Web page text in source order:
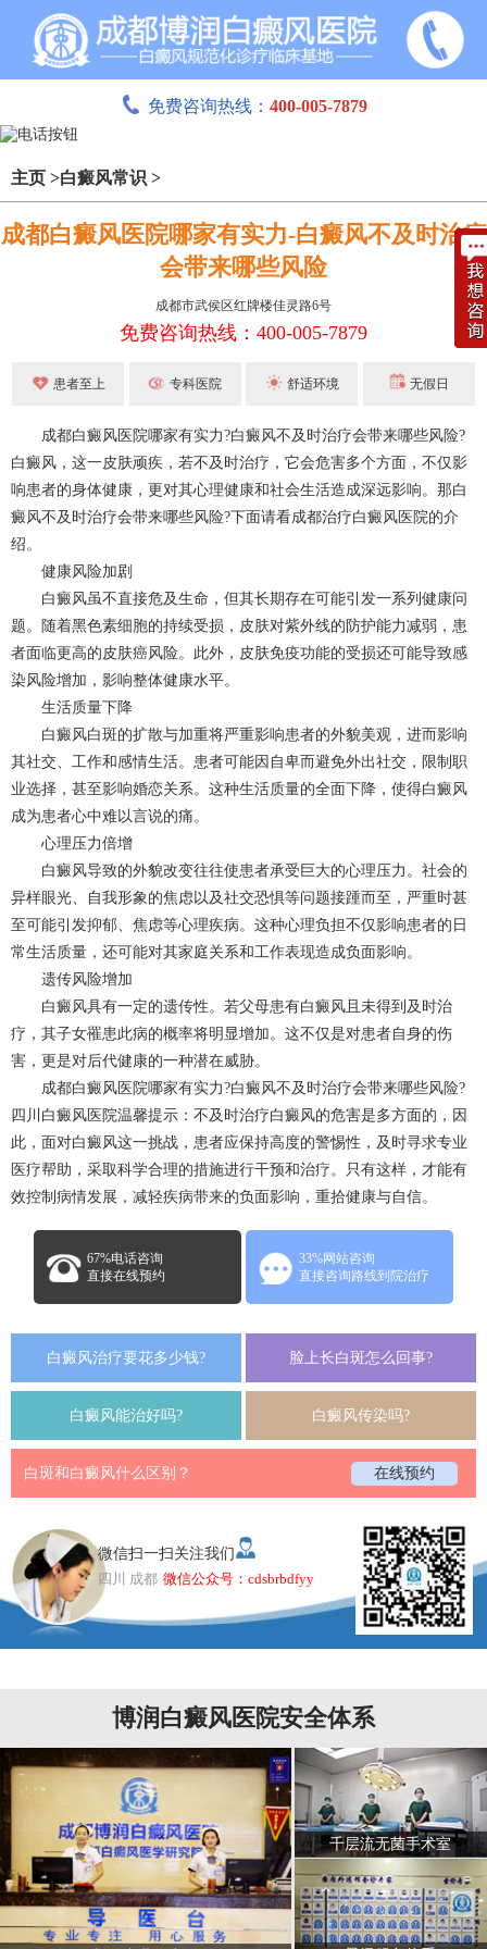
免费咨询热线： 400-005-7879
主页 >白癜风常识 >
成都白癜风医院哪家有实力-白癜风不及时治疗
会带来哪些风险
成都市武侯区红牌楼佳灵路6号
免费咨询热线：400-005-7879
患者至上 专科医院 舒适环境 无假日
成都白癜风 医院哪家有实力?白癜风不及时治疗会带来哪些风险?
白癜风，这一皮肤顽疾，若不及时治疗，它会危害多个方面，不仅影
响患者的身体健康，更对其心理健康和社会生活造成深远影响。那白
癜风不及时治疗会带来哪些风险?下面请看成都治疗白癜风 医院的介
绍。
健康风险加剧
白癜风虽不直接危及生命，但其长期存在可能引发一系列健康问
题。随着黑色素细胞的持续受损，皮肤对紫外线的防护能力减弱，患
者面临更高的皮肤癌风险。此外，皮肤免疫功能的受损还可能导致感
染风险增加，影响整体健康水平。
生活质量下降
白癜风白斑的扩散与加重将严重影响患者的外貌美观，进而影响
其社交、工作和感情生活。患者可能因自卑而避免外出社交，限制职
业选择，甚至影响婚恋关系。这种生活质量的全面下降，使得白癜风
成为患者心中难以言说的痛。
心理压力倍增
白癜风导致的外貌改变往往使患者承受巨大的心理压力。社会的
异样眼光、自我形象的焦虑以及社交恐惧等问题接踵而至，严重时甚
至可能引发抑郁、焦虑等心理疾病。这种心理负担不仅影响患者的日
常生活质量，还可能对其家庭关系和工作表现造成负面影响。
遗传风险增加
白癜风具有一定的遗传性。若父母患有白癜风且未得到及时治
疗，其子女罹患此病的概率将明显增加。这不仅是对患者自身的伤
害，更是对后代健康的一种潜在威胁。
成都白癜风医院哪家有实力?白癜风不及时治疗会带来哪些风险?
四川白癜风医院温馨提示：不及时治疗白癜风的危害是多方面的，因
此，面对白癜风这一挑战，患者应保持高度的警惕性，及时寻求专业
医疗帮助，采取科学合理的措施进行干预和治疗。只有这样，才能有
效控制病情发展，减轻疾病带来的负面影响，重拾健康与自信。
67%电话咨询
直接在线预约
33%网站咨询
直接咨询路线到院治疗
白癜风治疗要花多少钱? 脸上长白斑怎么回事?
白癜风能治好吗? 白癜风传染吗?
白斑和白癜风什么区别？ 在线预约
微信扫一扫关注我们
四川 成都 微信公众号：cdsbrbdfyy
博润白癜风医院安全体系
千层流无菌手术室